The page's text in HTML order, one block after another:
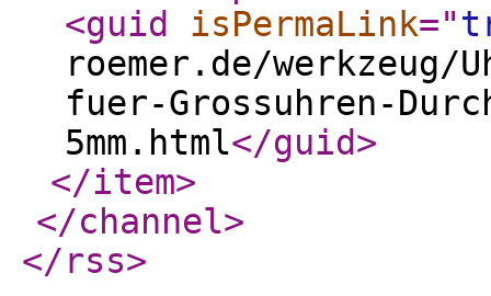
<guid
isPermaLink="
roemer.de/werkzeug/
fuer-Grossuhren-
5mm.html</guid>
</item>
</channel>
</rss>